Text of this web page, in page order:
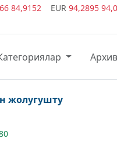
84,9152 EUR 94,2895
Архив
жолугушту